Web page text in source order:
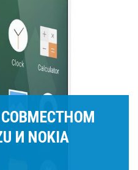
И NOKIA